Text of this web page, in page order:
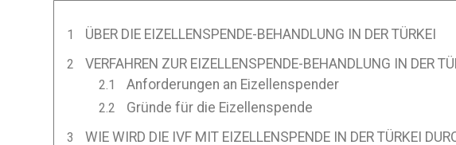
ÜBER DIE EIZELLENSPENDE-BEHANDLUNG IN DER TÜRKEI
VERFAHREN ZUR EIZELLENSPENDE-BEHANDLUNG IN DER
Anforderungen an Eizellenspender
Gründe für die Eizellenspende
WIE WIRD DIE IVF MIT EIZELLENSPENDE IN DER TÜRKEI